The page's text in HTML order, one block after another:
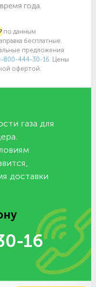
года.
по данным
бесплатные.
предложения
800-444-30-16 . Цены
офертой.
газа для
доставки
16